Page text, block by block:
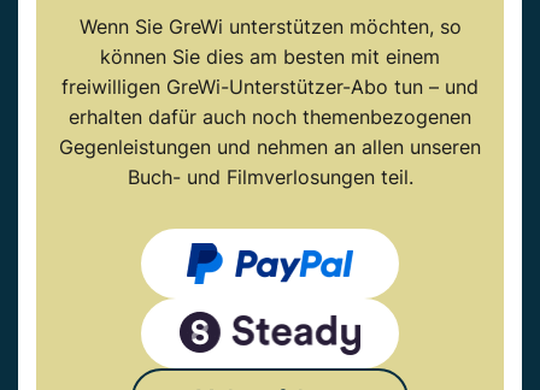
Wenn Sie GreWi unterstützen möchten, so
können Sie dies am besten mit einem
freiwilligen GreWi-Unterstützer-Abo tun – und
erhalten dafür auch noch themenbezogenen
Gegenleistungen und nehmen an allen unseren
Buch- und Filmverlosungen teil.